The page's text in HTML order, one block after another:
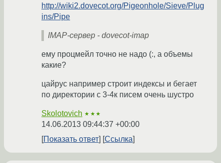
http://wiki2.dovecot.org/Pigeonhole/Sieve/Plug
ins/Pipe
IMAP-сервер - dovecot-imap
ему процмейл точно не надо (:, а объемы
какие?
цайрус например строит индексы и бегает
по директории с 3-4к писем очень шустро
Skolotovich ★★★
14.06.2013 09:44:37 +00:00
Показать ответ
Ссылка